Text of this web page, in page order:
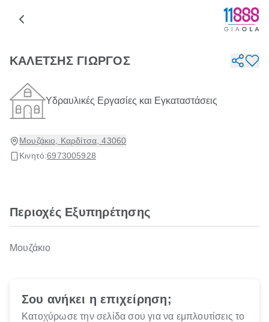
ΚΑΛΕΤΣΗΣ ΓΙΩΡΓΟΣ
Υδραυλικές Εργασίες και Εγκαταστάσεις
Μουζάκιο, Καρδίτσα, 43060
Κινητό:6973005928
Περιοχές Εξυπηρέτησης
Μουζάκιο
Σου ανήκει η επιχείρηση;
Κατοχύρωσε την σελίδα σου για να εμπλουτίσεις το